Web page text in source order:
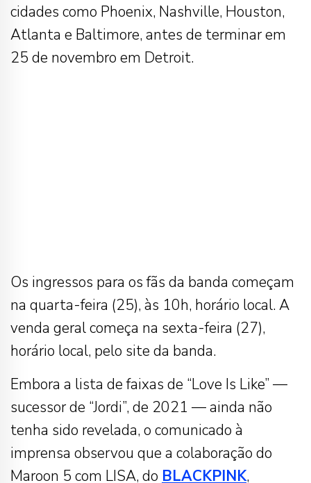
cidades como Phoenix, Nashville, Houston,
Atlanta e Baltimore, antes de terminar em
25 de novembro em Detroit.
Os ingressos para os fãs da banda começam
na quarta-feira (25), às 10h, horário local. A
venda geral começa na sexta-feira (27),
horário local, pelo site da banda.
Embora a lista de faixas de “Love Is Like” —
sucessor de “Jordi”, de 2021 — ainda não
tenha sido revelada, o comunicado à
imprensa observou que a colaboração do
Maroon 5 com LISA, do BLACKPINK,